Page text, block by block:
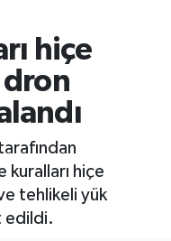
hiçe
dron
hiçe
tehlikeli yük
edildi.